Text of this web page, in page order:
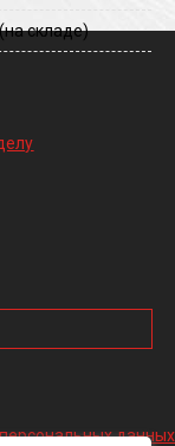
(на складе)
данных